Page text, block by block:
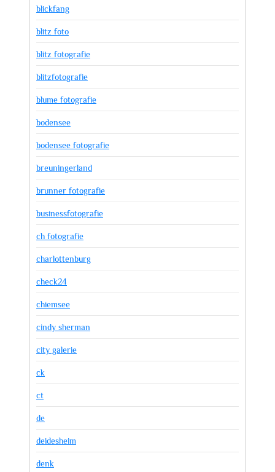
blickfang
blitz foto
blitz fotografie
blitzfotografie
blume fotografie
bodensee
bodensee fotografie
breuningerland
brunner fotografie
businessfotografie
ch fotografie
charlottenburg
check24
chiemsee
cindy sherman
city galerie
ck
ct
de
deidesheim
denk